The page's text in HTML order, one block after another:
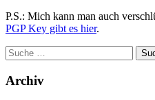
P.S.: Mich kann man auch
PGP Key gibt es hier.
Archiv